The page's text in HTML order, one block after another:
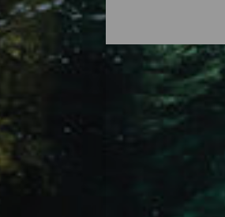
Un
Fare un bagno
una delle tante